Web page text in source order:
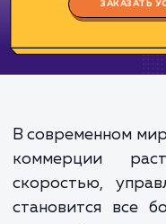
Цена:
*Каждый заказ
В современном